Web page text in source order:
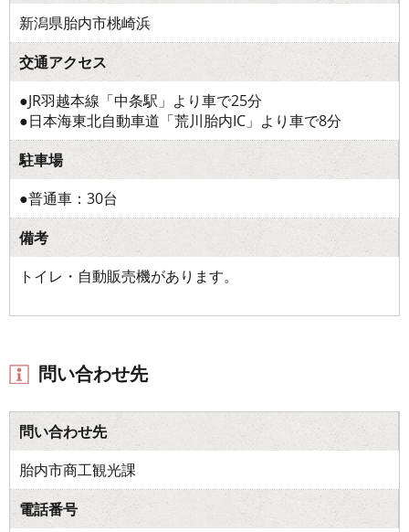
新潟県胎内市桃崎浜
交通アクセス
●JR羽越本線「中条駅」より車で25分
●日本海東北自動車道「荒川胎内IC」より車で8分
駐車場
●普通車：30台
備考
トイレ・自動販売機があります。
問い合わせ先
問い合わせ先
胎内市商工観光課
電話番号